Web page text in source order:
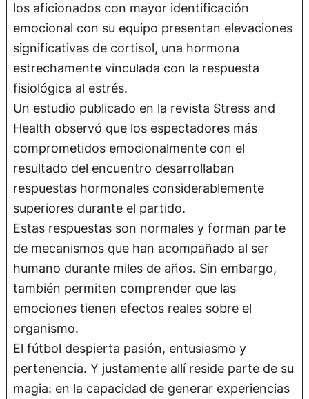
los aficionados con mayor identificación
emocional con su equipo presentan elevaciones
significativas de cortisol, una hormona
estrechamente vinculada con la respuesta
fisiológica al estrés.
Un estudio publicado en la revista Stress and
Health observó que los espectadores más
comprometidos emocionalmente con el
resultado del encuentro desarrollaban
respuestas hormonales considerablemente
superiores durante el partido.
Estas respuestas son normales y forman parte
de mecanismos que han acompañado al ser
humano durante miles de años. Sin embargo,
también permiten comprender que las
emociones tienen efectos reales sobre el
organismo.
El fútbol despierta pasión, entusiasmo y
pertenencia. Y justamente allí reside parte de su
magia: en la capacidad de generar experiencias